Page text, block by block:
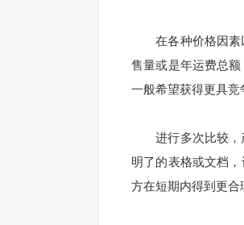
在各种价格因素以
售量或是年运费总
一般希望获得更具竞
进行多次比较，产
明了的表格或文档
方在短期内得到更合